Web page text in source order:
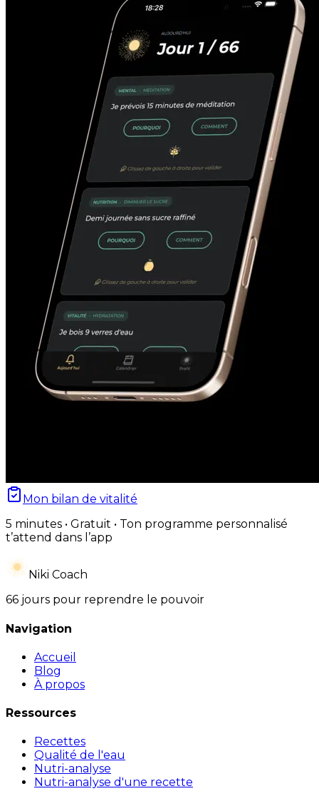
Mon bilan de vitalité
5 minutes • Gratuit • Ton programme personnalisé
t’attend dans l’app
Niki Coach
66 jours pour reprendre le pouvoir
Navigation
Accueil
Blog
À propos
Ressources
Recettes
Qualité de l'eau
Nutri-analyse
Nutri-analyse d'une recette